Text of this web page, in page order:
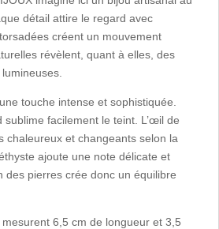
détail attire le regard avec
créent un mouvement
révèlent, quant à elles, des
touche intense et sophistiquée.
sublime facilement le teint. L’œil de
chaleureux et changeants selon la
ajoute une note délicate et
des pierres crée donc un équilibre
mesurent 6,5 cm de longueur et 3,5